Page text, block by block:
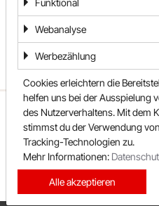
OTTO
BADER
Bosch Hausgeräte
EMP
CAMP DAVID & SOCCX
tink
Internet, DSL & Mobilfunk
TV & Video
ÜBER UNS
REWARDO
SONDERAKTIONEN
TOP GUTSCHEINE
Funktional
Webanalyse
Werbezählung
Cookies erleichtern die
helfen uns bei der Ausspielung
des Nutzerverhaltens. Mit dem
stimmst du der Verwendung
Tracking-Technologien zu.
Mehr Informationen:
Alle akzeptieren